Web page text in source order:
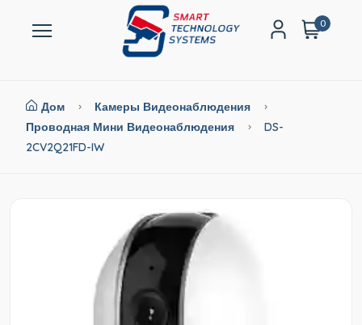
0
Дом
Камеры Видеонаблюдения
Проводная Мини Видеонаблюдения
DS-
2CV2Q21FD-IW